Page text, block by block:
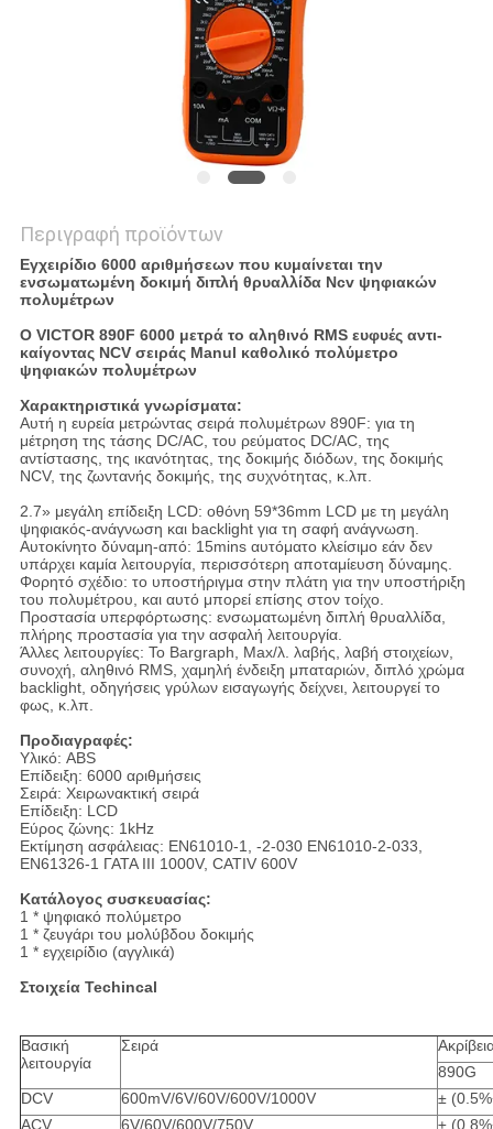
Περιγραφή προϊόντων
Εγχειρίδιο 6000 αριθμήσεων που κυμαίνεται την
ενσωματωμένη δοκιμή διπλή θρυαλλίδα Ncv ψηφιακών
πολυμέτρων
Ο VICTOR 890F 6000 μετρά το αληθινό RMS ευφυές αντι-
καίγοντας NCV σειράς Manul καθολικό πολύμετρο
ψηφιακών πολυμέτρων
Χαρακτηριστικά γνωρίσματα:
Αυτή η ευρεία μετρώντας σειρά πολυμέτρων 890F: για τη
μέτρηση της τάσης DC/AC, του ρεύματος DC/AC, της
αντίστασης, της ικανότητας, της δοκιμής διόδων, της δοκιμής
NCV, της ζωντανής δοκιμής, της συχνότητας, κ.λπ.
2.7» μεγάλη επίδειξη LCD: οθόνη 59*36mm LCD με τη μεγάλη
ψηφιακός-ανάγνωση και backlight για τη σαφή ανάγνωση.
Αυτοκίνητο δύναμη-από: 15mins αυτόματο κλείσιμο εάν δεν
υπάρχει καμία λειτουργία, περισσότερη αποταμίευση δύναμης.
Φορητό σχέδιο: το υποστήριγμα στην πλάτη για την υποστήριξη
του πολυμέτρου, και αυτό μπορεί επίσης στον τοίχο.
Προστασία υπερφόρτωσης: ενσωματωμένη διπλή θρυαλλίδα,
πλήρης προστασία για την ασφαλή λειτουργία.
Άλλες λειτουργίες: Το Bargraph, Max/λ. λαβής, λαβή στοιχείων,
συνοχή, αληθινό RMS, χαμηλή ένδειξη μπαταριών, διπλό χρώμα
backlight, οδηγήσεις γρύλων εισαγωγής δείχνει, λειτουργεί το
φως, κ.λπ.
Προδιαγραφές:
Υλικό: ABS
Επίδειξη: 6000 αριθμήσεις
Σειρά: Χειρωνακτική σειρά
Επίδειξη: LCD
Εύρος ζώνης: 1kHz
Εκτίμηση ασφάλειας: EN61010-1, -2-030 EN61010-2-033,
EN61326-1 ΓΑΤΑ ΙΙΙ 1000V, CATIV 600V
Κατάλογος συσκευασίας:
1 * ψηφιακό πολύμετρο
1 * ζευγάρι του μολύβδου δοκιμής
1 * εγχειρίδιο (αγγλικά)
Στοιχεία Techincal
Βασική
λειτουργία
Σειρά
890G
DCV
600mV/6V/60V/600V/1000V
±
ACV
6V/60V/600V/750V ±